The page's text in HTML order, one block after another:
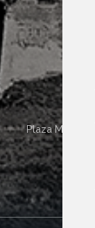
Plaza Mayor 4